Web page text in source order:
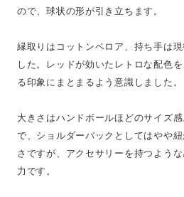
ので、球状の形が引き立ちます。
縁取りはコットンベロア、持ち手は
した。レッドが効いたレトロな配色
る印象にまとまるよう意識しました。
大きさはハンドボールほどのサイズ
で、ショルダーバックとしてはやや
さですが、アクセサリーを持つよう
力です。